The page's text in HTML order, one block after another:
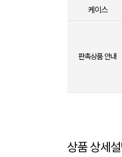
케이스
판촉상품 안내
상품 상세